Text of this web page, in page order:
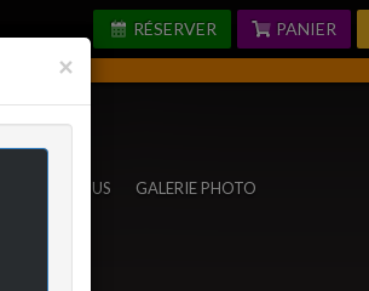
PANIER
RÉSERVER
NOUS GALERIE PHOTO
×Fermer